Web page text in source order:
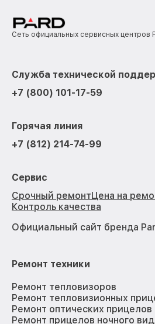
Сеть официальных сервисных центров
Служба технической
+7 (800) 101-17-59
Горячая линия
+7 (812) 214-74-99
Сервис
Срочный ремонтЦена на
Контроль качества
Официальный сайт бренда
Ремонт техники
Ремонт тепловизоров
Ремонт тепловизионных
Ремонт оптических прицелов
Ремонт прицелов ночного